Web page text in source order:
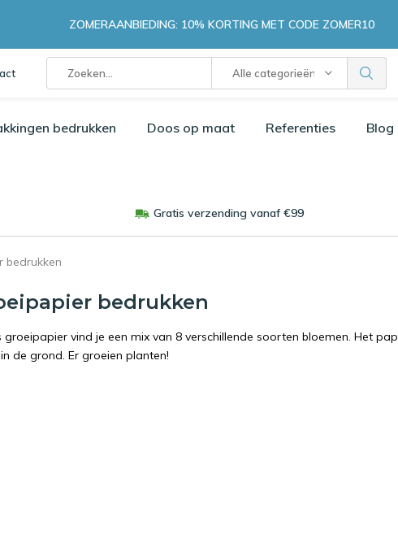
Alle categorieën
ZOMERAANBIEDING: 10% KORTING MET CODE ZOMER10
bedrukken Doos op maat Referenties Blog
Gratis verzending vanaf €99
bedrukken
bedrukken
groeipapier vind je een mix van 8 verschillende soorten bloemen. Het
de grond. Er groeien planten!